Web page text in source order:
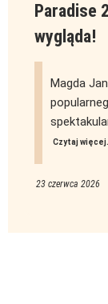
Paradise
wygląda!
Magda
Czytaj
23 czerwca 2026